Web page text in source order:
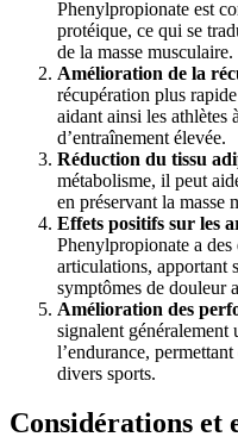
Phenylpropionate est
protéique, ce qui se
de la masse musculaire.
Amélioration de la
récupération plus
aidant ainsi les athlètes
d’entraînement élevée.
Réduction du tissu
métabolisme, il peut
en préservant la masse
Effets positifs sur les
Phenylpropionate a des
articulations, apportant
symptômes de douleur
Amélioration des
signalent généralement
l’endurance,
divers sports.
Considérations et